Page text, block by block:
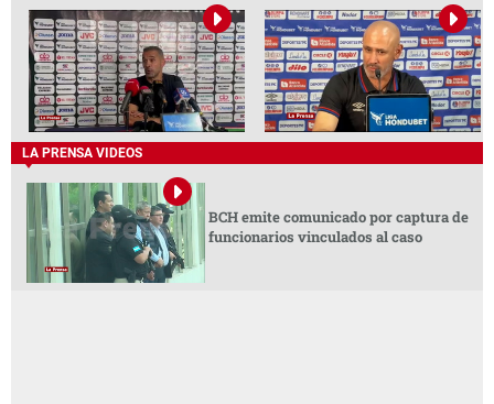
LA PRENSA VIDEOS
BCH emite comunicado por captura de
funcionarios vinculados al caso